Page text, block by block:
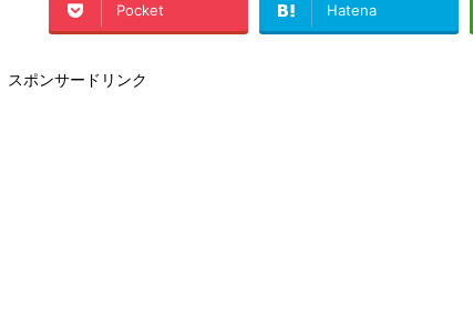
Pocket Hatena
スポンサードリンク